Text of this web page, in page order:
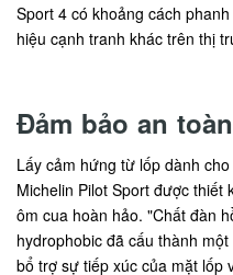
Sport 4 có khoảng cách
hiệu cạnh tranh khác trên thị
Đảm bảo an
Lấy cảm hứng từ lốp dành
Michelin Pilot Sport được thiết
ôm cua hoàn hảo. "Chất đàn
hydrophobic đã cấu thành
bổ trợ sự tiếp xúc của mặt lốp